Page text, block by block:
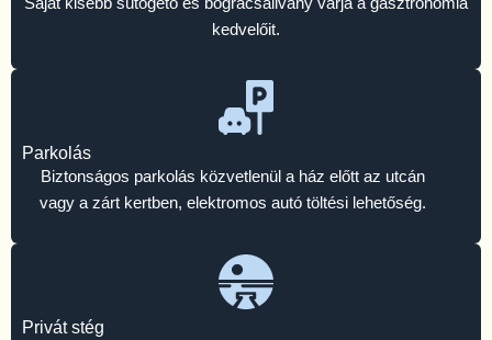
kedvelőit.
Parkolás
Biztonságos parkolás közvetlenül a ház előtt az utcán
vagy a zárt kertben, elektromos autó töltési lehetőség.
Privát stég